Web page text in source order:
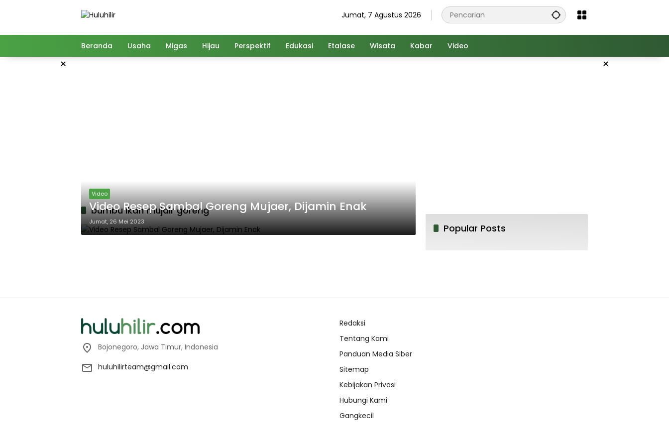
Jumat, 7 Agustus 2026
Beranda Usaha Migas Hijau Perspektif Edukasi Etalase Wisata Kabar Video
× ×
bumbu ikan mujair goreng
Video
Video Resep Sambal Goreng Mujaer, Dijamin Enak
Jumat, 26 Mei 2023
Popular Posts
Bojonegoro, Jawa Timur, Indonesia
huluhilirteam@gmail.com
Redaksi
Tentang Kami
Panduan Media Siber
Sitemap
Kebijakan Privasi
Hubungi Kami
Gangkecil